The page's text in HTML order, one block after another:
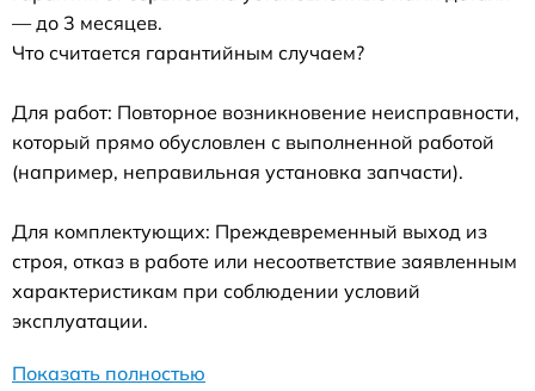
— до 3 месяцев.
Что считается гарантийным случаем?
Для работ: Повторное возникновение неисправности,
который прямо обусловлен с выполненной работой
(например, неправильная установка запчасти).
Для комплектующих: Преждевременный выход из
строя, отказ в работе или несоответствие заявленным
характеристикам при соблюдении условий
эксплуатации.
Показать полностью